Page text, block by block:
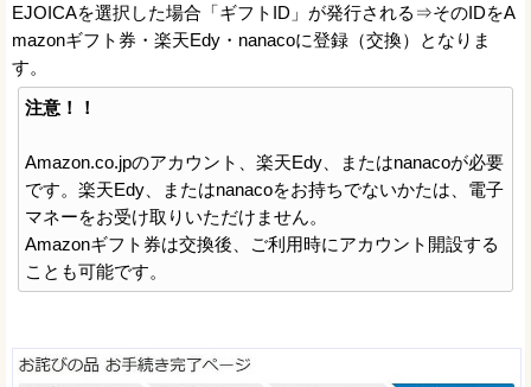
EJOICAを選択した場合「ギフトID」が発行される⇒そのIDをA
mazonギフト券・楽天Edy・nanacoに登録（交換）となりま
す。
注意！！
Amazon.co.jpのアカウント、楽天Edy、またはnanacoが必要
です。楽天Edy、またはnanacoをお持ちでないかたは、電子
マネーをお受け取りいただけません。
Amazonギフト券は交換後、ご利用時にアカウント開設する
ことも可能です。